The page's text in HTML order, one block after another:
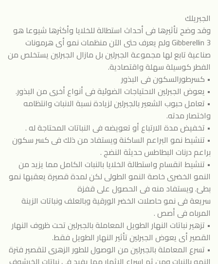
الجبريلك
وقد وضح تأثيرها فى أحداث استطالة للخلايا وأكثرها شيوعا هو
Gibberellin 3 ولم يعرف حتى الآن منظمات نمو أى هرمونات
صناعية تابع لها مجموعة الجبرلين بل مازال الجبرلين يستخلص من
الفطر كوسيلة سهلة واقتصادية.
• كسرطورالسكون فى البذور
• يعوض الجبرلين الاحتياجات الضوئية فى أنواع أخرى من البذور.
• تعامل حبوب الشعير بالجبرلين لزيادة نسبة الانبات وانتظامه
واختصار مدته.
• تخفيض مدة الارتباع أو تعويضه فى النباتات المحتاجة له .
• تنشيط نمو البراعم الساكنة ويستفاد من ذلك فى كسر سكون
براعم درنات البطاطس حديثة النضج .
• تنشيط انقسام واستطالة الخلايا بالنبات الكامل مما يزيد من
النمو الخضرى خاصة النمو الطولى لكن لمدة قصيرة يعقبها نمو
بطئ. ويستفاد منه فى الحصول على قفزة
سريعة فى نمو حاصلات الخضر الورقية وبالعلف ونباتات الزينة
المرباه فى أصص .
• تزهير نباتات النهار الطويل المعاملة بالجبرلين تحت ظروف النهار
القصير أى يعوض الجبرلين تأثير النهار الطويل فقط.
• تسرع المعاملة بالجبرلين من الوصول للطور الزهرى لتقصير فترة